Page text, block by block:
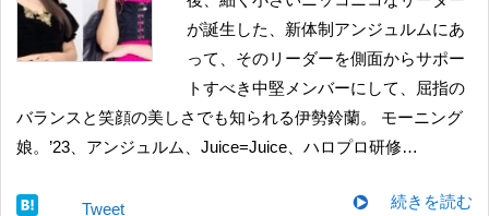
が誕生した、新体制アンジュルムにあ
って、そのリーダーを側面からサポー
トすべき中堅メンバーにして、屈指の
バランスと笑顔の美しさでも知られる伊勢鈴蘭。 モーニング
娘。’23、アンジュルム、Juice=Juice、ハロプロ研修…
続きを読む
Tweet